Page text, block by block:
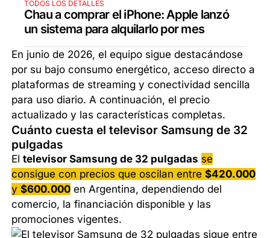
TODOS LOS DETALLES
Chau a comprar el iPhone: Apple lanzó
un sistema para alquilarlo por mes
En junio de 2026, el equipo sigue destacándose
por su bajo consumo energético, acceso directo a
plataformas de streaming y conectividad sencilla
para uso diario. A continuación, el precio
actualizado y las características completas.
Cuánto cuesta el televisor Samsung de 32
pulgadas
Eltelevisor Samsung de 32 pulgadas se
consigue con precios que oscilan entre$420.000
y$600.000 en Argentina, dependiendo del
comercio, la financiación disponible y las
promociones vigentes.